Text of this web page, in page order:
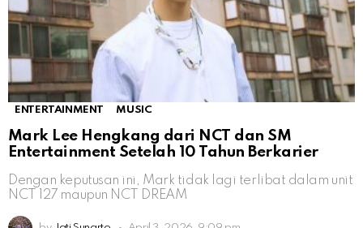
ENTERTAINMENT MUSIC
Mark Lee Hengkang dari NCT dan SM
Entertainment Setelah 10 Tahun Berkarier
Dengan keputusan ini, Mark tidak lagi terlibat dalam unit
NCT 127 maupun NCT DREAM